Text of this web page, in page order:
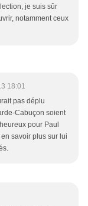
je suis sûr
notamment ceux
18:01
pas déplu
Cabuçon soient
pour Paul
savoir plus sur lui